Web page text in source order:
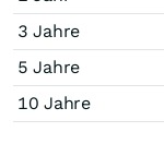
3 Jahre
5 Jahre
10 Jahre